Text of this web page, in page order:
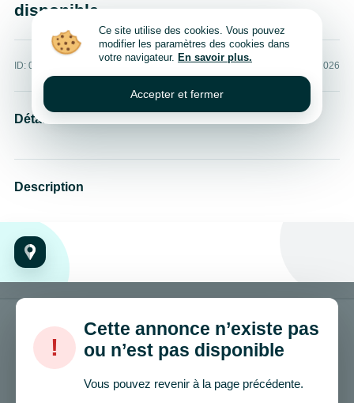
disponible
ID: 0 Publié: 7 août 2026
Détails
Description
!
Cette annonce n’existe pas
ou n’est pas disponible
Vous pouvez revenir à la page précédente.
Ce site utilise des cookies. Vous pouvez
modifier les paramètres des cookies dans
votre navigateur. En savoir plus.
Accepter et fermer